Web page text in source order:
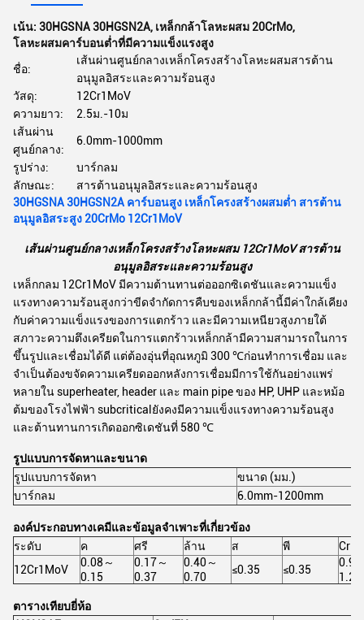
เน้น: 30HGSNA 30HGSN2A, เหล็กกล้าโลหะผสม 20CrMo,
โลหะผสมคาร์บอนต่ำที่มีความแข็งแรงสูง
ชื่อ:
เส้นผ่านศูนย์กลางเหล็กโครงสร้างโลหะผสมสารต้าน
อนุมูลอิสระและความร้อนสูง
วัสดุ:
12Cr1MoV
ความยาว:
2.5ม.-10ม
เส้นผ่าน
ศูนย์กลาง:
6.0mm-1000mm
รูปร่าง:
บาร์กลม
ลักษณะ:
สารต้านอนุมูลอิสระและความร้อนสูง
30HGSNA 30HGSN2A คาร์บอนสูง เหล็กโครงสร้างผสมต่ำ สารต้าน
อนุมูลอิสระสูง 20CrMo 12Cr1MoV
เส้นผ่านศูนย์กลางเหล็กโครงสร้างโลหะผสม 12Cr1MoV สารต้าน
อนุมูลอิสระและความร้อนสูง
เหล็กกลม 12Cr1MoV มีความต้านทานต่อออกซิเดชันและความแข็ง
แรงทางความร้อนสูงกว่าขีดจำกัดการคืบของเหล็กกล้านี้มีค่าใกล้เคียง
กับค่าความแข็งแรงของการแตกร้าว และมีความเหนียวสูงภายใต้
สภาวะความตึงเครียดในการแตกร้าวเหล็กกล้ามีความสามารถในการ
ขึ้นรูปและเชื่อมได้ดี แต่ต้องอุ่นที่อุณหภูมิ 300 ℃ก่อนทำการเชื่อม และ
จำเป็นต้องขจัดความเครียดออกหลังการเชื่อมมีการใช้กันอย่างแพร่
หลายใน superheater, header และ main pipe ของ HP, UHP และหม้อ
ต้มของโรงไฟฟ้า subcriticalยังคงมีความแข็งแรงทางความร้อนสูง
และต้านทานการเกิดออกซิเดชันที่ 580 ℃
รูปแบบการจัดหาและขนาด
รูปแบบการจัดหา
ขนาด (มม.)
บาร์กลม
6.0mm-1200mm
องค์ประกอบทางเคมีและข้อมูลจำเพาะที่เกี่ยวข้อง
ระดับ
ค ศรี ล้าน ส พี
Cr
12Cr1MoV
0.08～
0.15
0.17～
0.37
0.40～
0.70
≤0.35 ≤0.35
0.90
1.20
ตารางเทียบยี่ห้อ